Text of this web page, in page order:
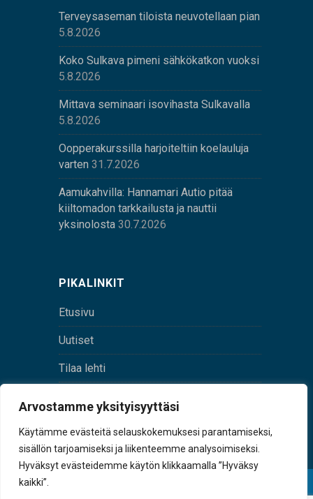
Arvostamme yksityisyyttäsi
Käytämme evästeitä selauskokemuksesi parantamiseksi,
sisällön tarjoamiseksi ja liikenteemme analysoimiseksi.
Hyväksyt evästeidemme käytön klikkaamalla ”Hyväksy
kaikki”.
Terveysaseman tiloista neuvotellaan pian
5.8.2026
Koko Sulkava pimeni sähkökatkon vuoksi
5.8.2026
Mittava seminaari isovihasta Sulkavalla
5.8.2026
Oopperakurssilla harjoiteltiin koelauluja
varten 31.7.2026
Aamukahvilla: Hannamari Autio pitää
kiiltomadon tarkkailusta ja nauttii
yksinolosta 30.7.2026
PIKALINKIT
Etusivu
Uutiset
Tilaa lehti